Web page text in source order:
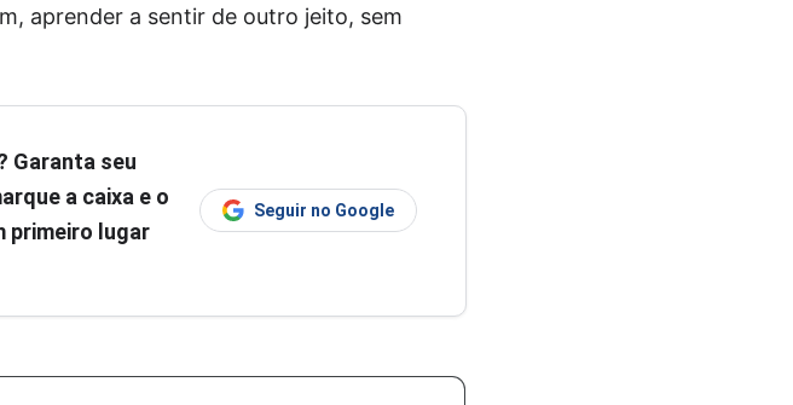
aprender a sentir de outro jeito, sem
Garanta seu
a caixa e o
primeiro lugar
Seguir no Google